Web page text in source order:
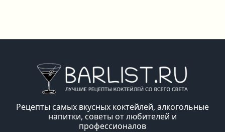
Рецепты самых вкусных коктейлей, алкогольные
напитки, советы от любителей и
профессионалов